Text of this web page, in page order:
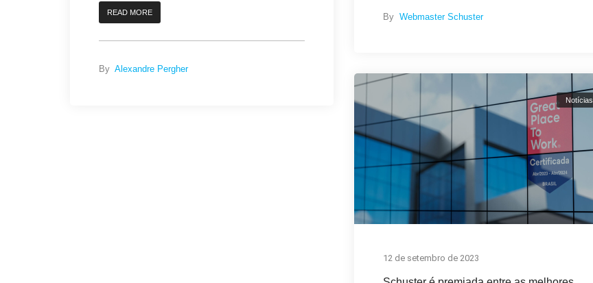
READ MORE
By Alexandre Pergher
By Webmaster Schuster
Notícias
12 de setembro de 2023